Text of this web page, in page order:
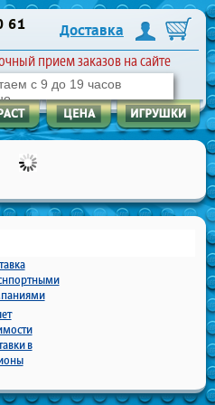
61
Доставка
прием заказов на сайте
с 9 до 19 часов
в